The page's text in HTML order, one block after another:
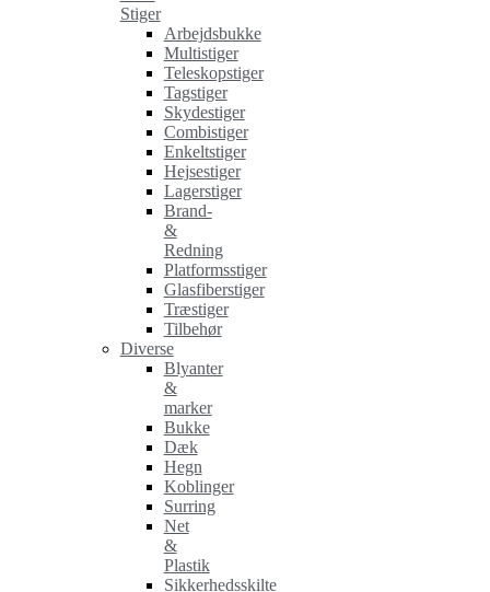
Stiger
Arbejdsbukke
Multistiger
Teleskopstiger
Tagstiger
Skydestiger
Combistiger
Enkeltstiger
Hejsestiger
Lagerstiger
Brand-
&
Redning
Platformsstiger
Glasfiberstiger
Træstiger
Tilbehør
Diverse
Blyanter
&
marker
Bukke
Dæk
Hegn
Koblinger
Surring
Net
&
Plastik
Sikkerhedsskilte